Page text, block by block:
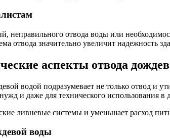
неправильного отвода воды или
отвода значительно увеличит надежность
аспекты отвода
водой подразумевает не только отвод и
и даже для технического использования в
ливневые системы и уменьшает расход
воды